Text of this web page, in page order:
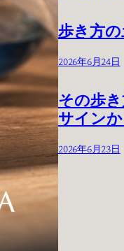
歩き方
2026年6月24日
その歩
サイン
2026年6月23日